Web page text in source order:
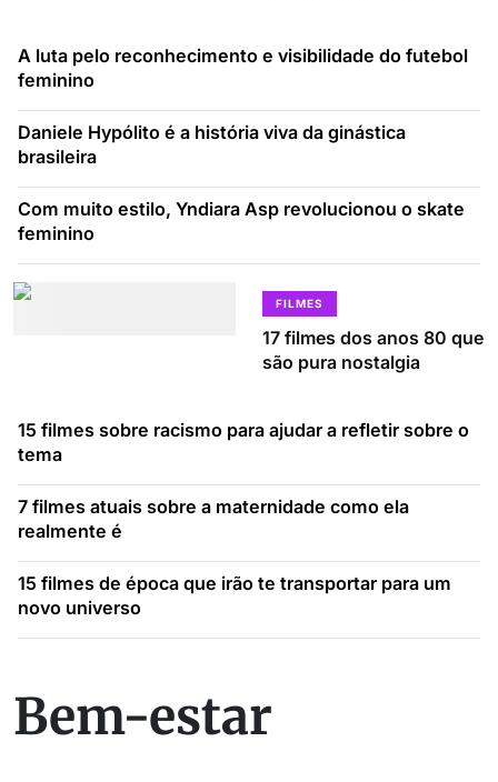
A luta pelo reconhecimento e visibilidade do futebol
feminino
Daniele Hypólito é a história viva da ginástica
brasileira
Com muito estilo, Yndiara Asp revolucionou o skate
feminino
FILMES
17 filmes dos anos 80 que
são pura nostalgia
15 filmes sobre racismo para ajudar a refletir sobre o
tema
7 filmes atuais sobre a maternidade como ela
realmente é
15 filmes de época que irão te transportar para um
novo universo
Bem-estar